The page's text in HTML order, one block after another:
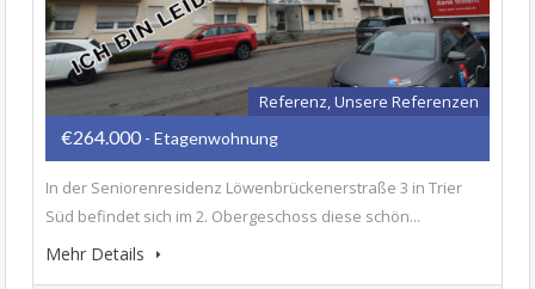
Referenz, Unsere Referenzen
€264.000 - Etagenwohnung
In der Seniorenresidenz Löwenbrückenerstraße 3 in Trier
Süd befindet sich im 2. Obergeschoss diese schön...
Mehr Details